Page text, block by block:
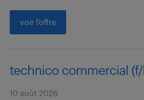
voir l'offre
technico commercial
10 août 2026